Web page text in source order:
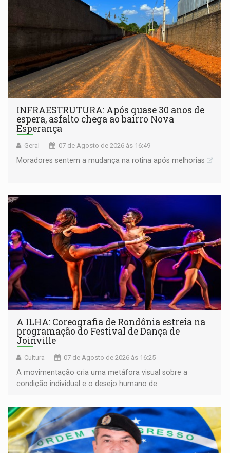
INFRAESTRUTURA: Após quase 30 anos de
espera, asfalto chega ao bairro Nova
Esperança
Geral 07 de Agosto de 2026 às 16:49
Moradores sentem a mudança na rotina após melhorias
A ILHA: Coreografia de Rondônia estreia na
programação do Festival de Dança de
Joinville
Cultura 07 de Agosto de 2026 às 16:25
A movimentação cria uma metáfora visual sobre a
condição individual e o desejo humano de